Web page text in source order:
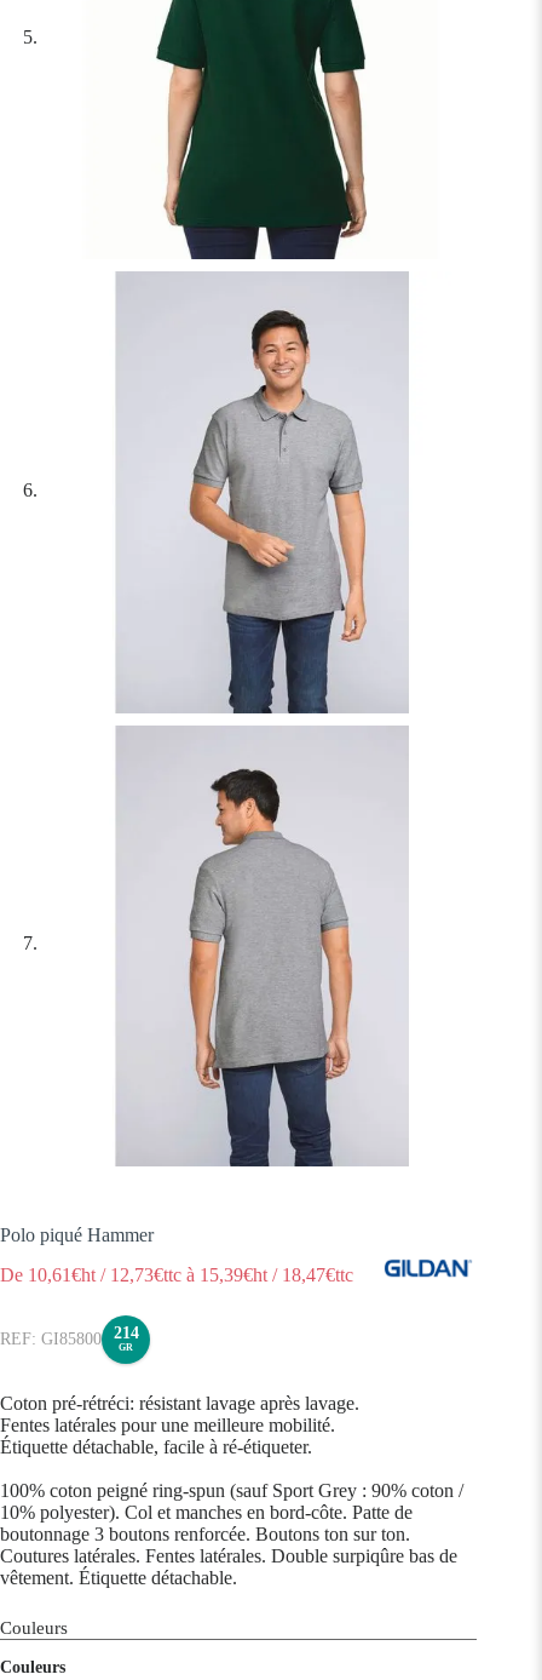
Polo piqué Hammer
De 10,61€ht / 12,73€ttc à 15,39€ht / 18,47€ttc
GI85800 214
GR
Coton pré-rétréci: résistant lavage après lavage.
Fentes latérales pour une meilleure mobilité.
Étiquette détachable, facile à ré-étiqueter.
100% coton peigné ring-spun (sauf Sport Grey : 90% coton /
10% polyester). Col et manches en bord-côte. Patte de
boutonnage 3 boutons renforcée. Boutons ton sur ton.
Coutures latérales. Fentes latérales. Double surpiqûre bas de
vêtement. Étiquette détachable.
Couleurs
Couleurs